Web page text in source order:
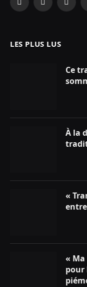
Facebook
X
LES PLUS LUS
Ce
À la
«
«
pour